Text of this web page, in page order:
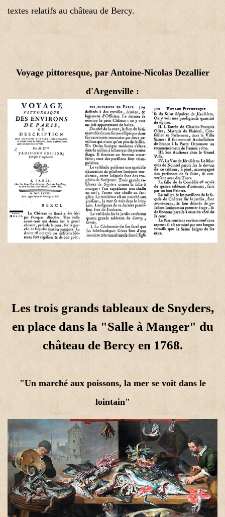
textes relatifs au château de Bercy.
Voyage pittoresque, par Antoine-Nicolas Dezallier
d'Argenville :
Les trois grands tableaux de Snyders,
en place dans la "Salle à Manger" du
château de Bercy en 1768.
"Un marché aux poissons, la mer se voit dans le
lointain"